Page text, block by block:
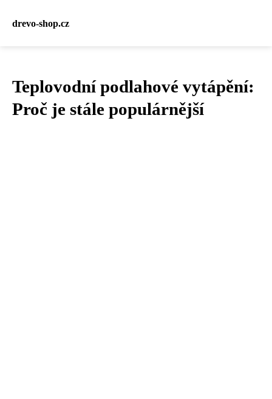
drevo-shop.cz
Teplovodní podlahové vytápění:
Proč je stále populárnější